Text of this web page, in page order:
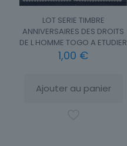
LOT SERIE TIMBRE
ANNIVERSAIRES DES DROITS
DE L HOMME TOGO A ETUDIER
1,00 €
Ajouter au panier